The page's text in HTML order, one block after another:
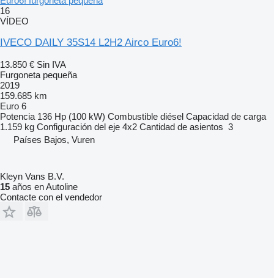
16
VÍDEO
IVECO DAILY 35S14 L2H2 Airco Euro6!
13.850 € Sin IVA
Furgoneta pequeña
2019
159.685 km
Euro 6
Potencia 136 Hp (100 kW) Combustible diésel Capacidad de carga
1.159 kg Configuración del eje 4x2 Cantidad de asientos 3
Países Bajos, Vuren
Kleyn Vans B.V.
15 años en Autoline
Contacte con el vendedor